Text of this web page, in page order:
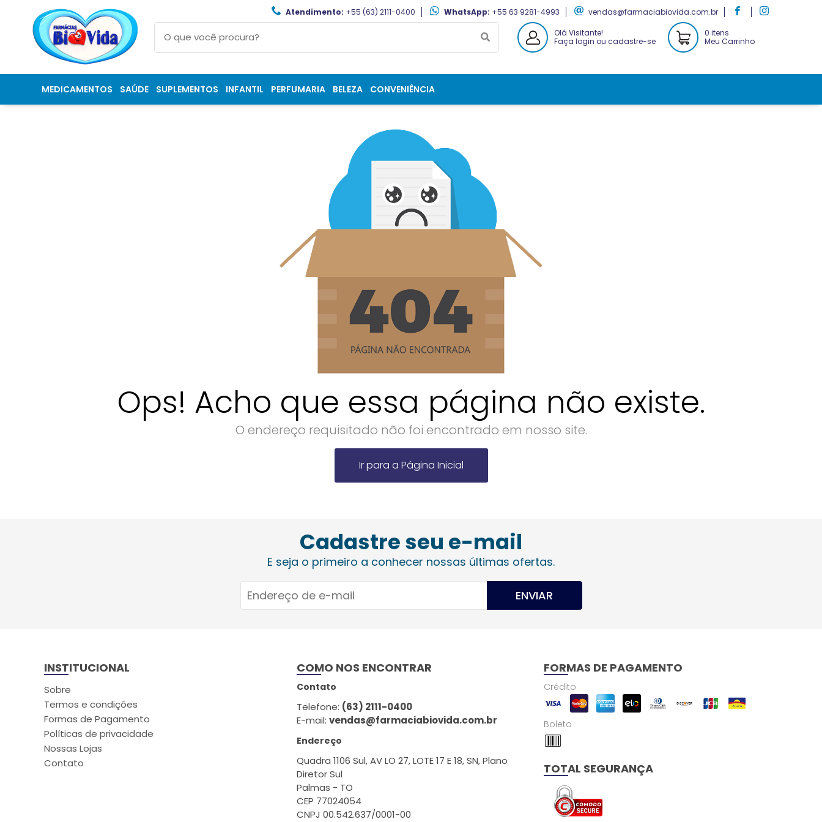
Atendimento: +55 (63) 2111-0400 WhatsApp: +55 63 9281-4993
vendas@farmaciabiovida.com.br
Olá Visitante!
Faça login ou cadastre-se
0 itens
Meu Carrinho
MEDICAMENTOS SAÚDE SUPLEMENTOS INFANTIL PERFUMARIA BELEZA CONVENIÊNCIA
Ops! Acho que essa página não existe.
O endereço requisitado não foi encontrado em nosso site.
Ir para a Página Inicial
Cadastre seu e-mail
E seja o primeiro a conhecer nossas últimas ofertas.
ENVIAR
INSTITUCIONAL
Sobre
Termos e condições
Formas de Pagamento
Políticas de privacidade
Nossas Lojas
Contato
COMO NOS ENCONTRAR
Contato
Telefone: (63) 2111-0400
E-mail:vendas@farmaciabiovida.com.br
Endereço
Quadra 1106 Sul, AV LO 27, LOTE 17 E 18, SN, Plano
Diretor Sul
Palmas - TO
CEP 77024054
CNPJ 00.542.637/0001-00
FORMAS DE PAGAMENTO
Crédito
Boleto
TOTAL SEGURANÇA